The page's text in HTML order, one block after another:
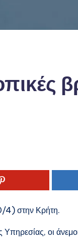
4) στην Κρήτη.
οι